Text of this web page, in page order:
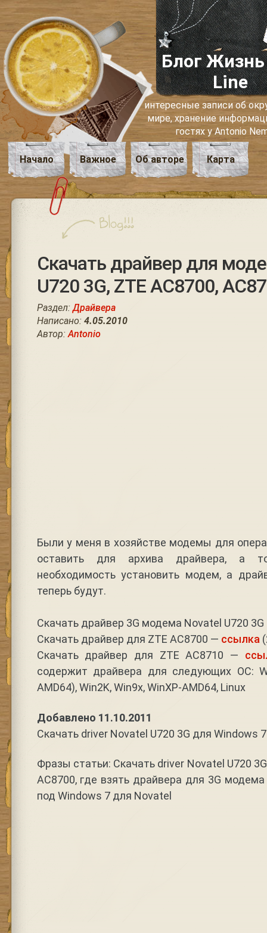
Блог Жизнь
Line
интересные записи об
мире, хранение
гостях у Antonio
Начало Важное Об авторе Карта
Скачать драйвер для
U720 3G, ZTE AC8700,
Раздел:Драйвера
Написано: 4.05.2010
Автор:Antonio
Были у меня в хозяйстве модемы для
оставить для архива драйвера, а
необходимость установить модем, а
теперь будут.
Скачать драйвер 3G модема Novatel U720
Скачать драйвер для ZTE AC8700 — ссылка
Скачать драйвер для ZTE AC8710 —
содержит драйвера для следующих ОС:
AMD64), Win2K, Win9x, WinXP-AMD64, Linux
Добавлено 11.10.2011
Скачать driver Novatel U720 3G для Windows
Фразы статьи: Скачать driver Novatel U720
AC8700, где взять драйвера для 3G
под Windows 7 для Novatel